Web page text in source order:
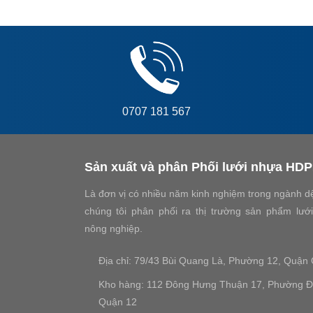
0707 181 567
Sản xuất và phân Phối lưới nhựa
Là đơn vị có nhiều năm kinh nghiệm trong ngành
chúng tôi phân phối ra thị trường sản phẩm
nông nghiệp.
Địa chỉ: 79/43 Bùi Quang Là, Phường 12, Quận
Kho hàng: 112 Đông Hưng Thuận 17, Phường
Quận 12